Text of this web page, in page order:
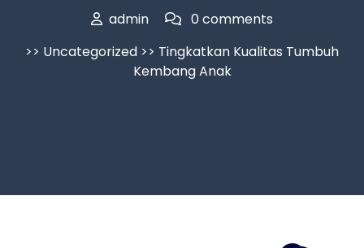
admin
0 comments
>> Uncategorized >> Tingkatkan Kualitas Tumbuh
Kembang Anak